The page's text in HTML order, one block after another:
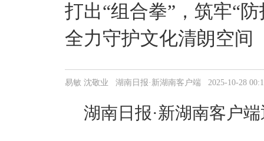
打出“组合拳”，筑牢“
全力守护文化清朗空间
易敏 沈敬业 湖南日报·新湖南客户端 2025-10-28
湖南日报·新湖南客户